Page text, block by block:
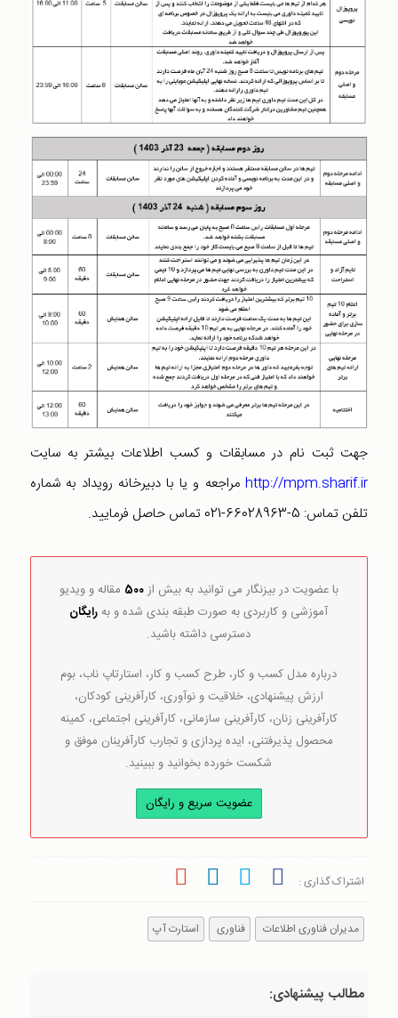
جهت ثبت نام در مسابقات و کسب اطلاعات بیشتر به سایت
http://mpm.sharif.irمراجعه و یا با دبیرخانه رویداد به شماره
تلفن تماس: 5-66028963-021 تماس حاصل فرمایید.
با عضویت در بیزنگار می توانید به بیش از500 مقاله و ویدیو
آموزشی و کاربردی به صورت طبقه بندی شده و بهرایگان
دسترسی داشته باشید.
درباره مدل کسب و کار، طرح کسب و کار، استارتاپ ناب، بوم
ارزش پیشنهادی، خلاقیت و نوآوری، کارآفرینی کودکان،
کارآفرینی زنان، کارآفرینی سازمانی، کارآفرینی اجتماعی، کمینه
محصول پذیرفتنی، ایده پردازی و تجارب کارآفرینان موفق و
شکست خورده بخوانید و ببینید.
عضویت سریع و رایگان
اشتراک گذاری :
مدیران فناوری اطلاعات فناوری استارت آپ
مطالب پیشنهادی: